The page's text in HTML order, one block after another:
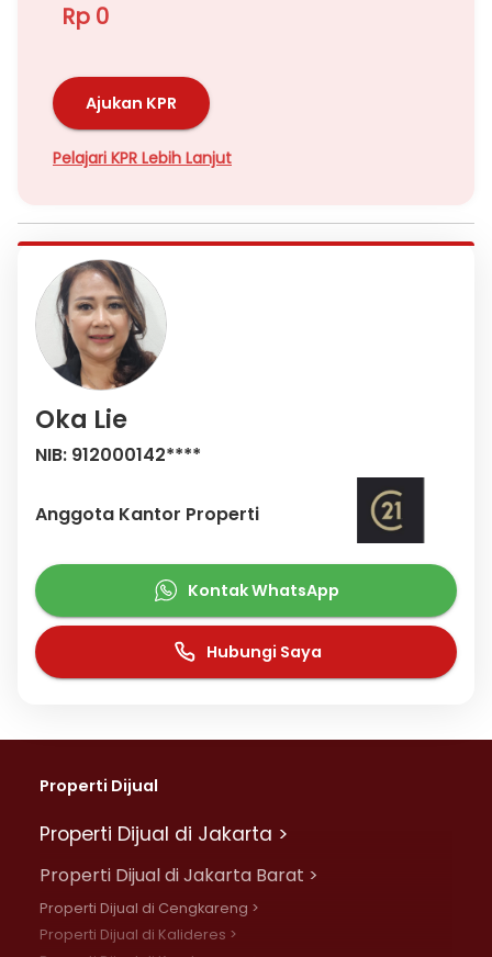
Rp 0
Ajukan KPR
Pelajari KPR Lebih Lanjut
Oka Lie
NIB: 912000142****
Anggota Kantor Properti
Kontak WhatsApp
Hubungi Saya
Properti Dijual
Properti Dijual di Jakarta >
Properti Dijual di Jakarta Barat >
Properti Dijual di Cengkareng >
Properti Dijual di Kalideres >